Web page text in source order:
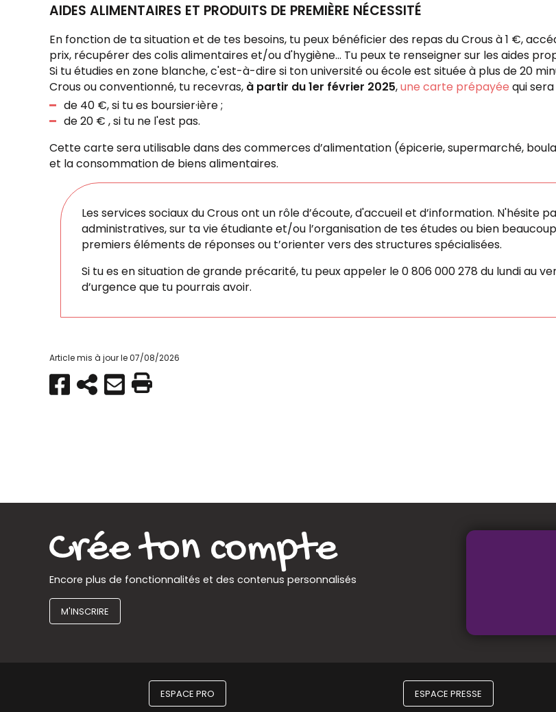
AIDES ALIMENTAIRES ET PRODUITS DE PREMIÈRE NÉCESSITÉ
En fonction de ta situation et de tes besoins, tu peux bénéficier des repas du Crous à 1 €,
prix, récupérer des colis alimentaires et/ou d'hygiène... Tu peux te renseigner sur les aides
Si tu étudies en zone blanche, c'est-à-dire si ton université ou école est située à plus de 20
Crous ou conventionné, tu recevras, à partir du 1er février 2025,une carte prépayée qui
de 40 €, si tu es boursier·ière ;
de 20 € , si tu ne l'est pas.
Cette carte sera utilisable dans des commerces d’alimentation (épicerie, supermarché,
et la consommation de biens alimentaires.
Les services sociaux du Crous ont un rôle d’écoute, d'accueil et d’information. N'hésite
administratives, sur ta vie étudiante et/ou l’organisation de tes études ou bien
premiers éléments de réponses ou t’orienter vers des structures spécialisées.
Si tu es en situation de grande précarité, tu peux appeler le 0 806 000 278 du lundi au
d’urgence que tu pourrais avoir.
Article mis à jour le 07/08/2026
Partager
sur
CopierEnvoyer
par
Imprimer
Encore plus de fonctionnalités et des contenus personnalisés
M'INSCRIRE
ESPACE PRO ESPACE PRESSE